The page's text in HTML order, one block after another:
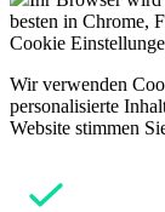
besten in Chrome,
Cookie
Wir verwenden
personalisierte
Website stimmen